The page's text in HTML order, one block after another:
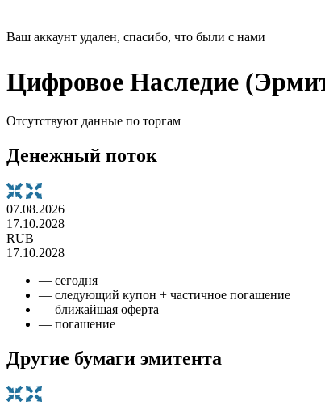
Ваш аккаунт удален, спасибо, что были с нами
Цифровое Наследие
Отсутствуют данные по торгам
Денежный поток
07.08.2026
17.10.2028
RUB
17.10.2028
— сегодня
— следующий купон + частичное погашение
— ближайшая оферта
— погашение
Другие бумаги эмитента